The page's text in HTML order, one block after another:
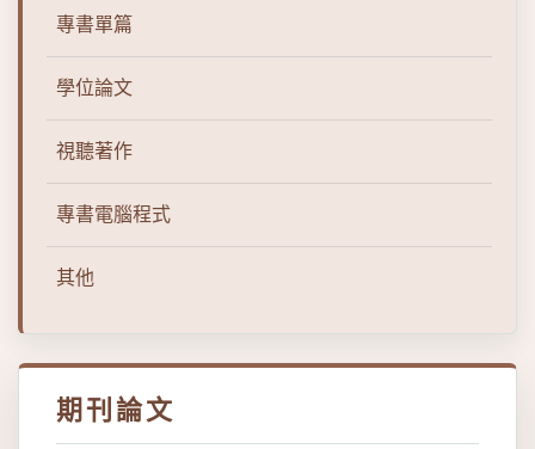
專書單篇
學位論文
視聽著作
專書電腦程式
其他
期刊論文